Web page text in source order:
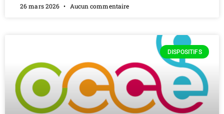
26 mars 2026 Aucun commentaire
DISPOSITIFS